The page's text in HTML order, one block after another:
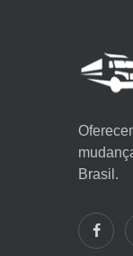
Brasil.